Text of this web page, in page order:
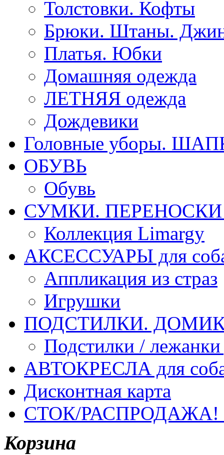
Толстовки. Кофты
Брюки. Штаны.
Платья. Юбки
Домашняя одежда
ЛЕТНЯЯ одежда
Дождевики
Головные уборы.
ОБУВЬ
Обувь
СУМКИ. ПЕРЕНОСКИ
Коллекция Limargy
АКСЕССУАРЫ для
Аппликация из страз
Игрушки
ПОДСТИЛКИ. ДОМИКИ
Подстилки / лежанки
АВТОКРЕСЛА для
Дисконтная карта
СТОК/
Корзина